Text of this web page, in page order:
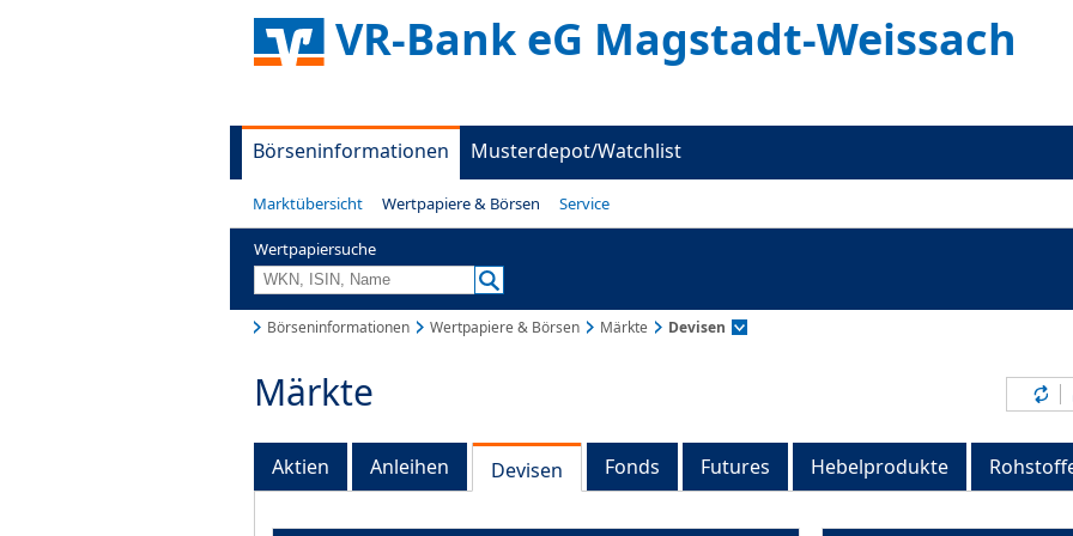
VR-Bank eG Magstadt-Weissach
Börseninformationen Musterdepot/Watchlist
Marktübersicht Wertpapiere & Börsen Service
Wertpapiersuche
Börseninformationen Wertpapiere & Börsen Märkte Devisen
Märkte
Aktien Anleihen Devisen Fonds Futures Hebelprodukte